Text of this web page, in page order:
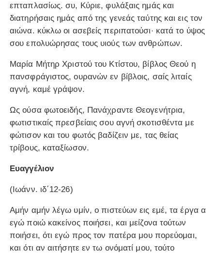
επταπλασίως. συ, Κύριε, φυλάξαις ημάς και
διατηρήσαις ημάς από της γενεάς ταύτης και εις τον
αιώνα. κύκλω οι ασεβείς περιπατούσι· κατά το ύψος
σου επολυώρησας τους υιούς των ανθρώπων.
Μαρία Μήτηρ Χριστού του Κτίστου, βίβλος Θεού η
πανσφράγιστος, ουρανών εν βίβλοις, σαίς λιταίς
αγνή, καμέ γράψον.
Ως ούσα φωτοειδής, Πανάχραντε Θεογενήτρια,
φωτιστικαίς πρεσβείαις σου αγνή σκοτισθέντα με
φώτισον και του φωτός βαδίζειν με, τας θείας
τρίβους, καταξίωσον.
Ευαγγέλιον
(Ιωάνν. ιδ΄12-26)
Αμήν αμήν λέγω υμίν, ο πιστεύων εις εμέ, τα έργα α
εγώ ποιώ κακείνος ποιήσει, και μείζονα τούτων
ποιήσει, ότι εγώ προς τον πατέρα μου πορεύομαι,
και ότι αν αιτήσητε εν τω ονόματί μου, τούτο